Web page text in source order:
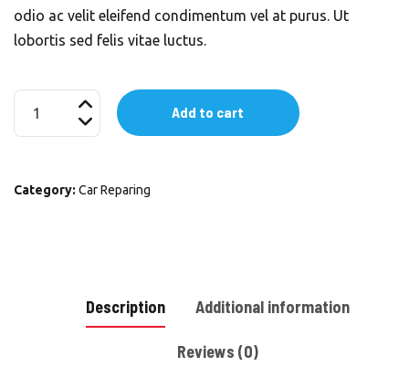
odio ac velit eleifend condimentum vel at purus. Ut
lobortis sed felis vitae luctus.
Add to cart
Category: Car Reparing
Description Additional information
Reviews (0)